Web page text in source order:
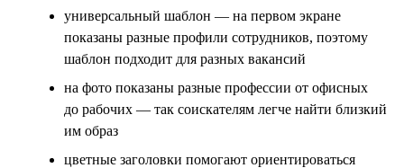
универсальный шаблон — на первом экране
показаны разные профили сотрудников, поэтому
шаблон подходит для разных вакансий
на фото показаны разные профессии от офисных
до рабочих — так соискателям легче найти близкий
им образ
цветные заголовки помогают ориентироваться